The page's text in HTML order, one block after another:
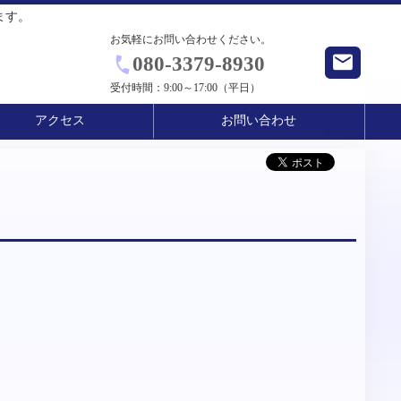
。
お気軽にお問い合わせください。
080-3379-8930
受付時間： 9:00～17:00（平日）
アクセス お問い合わせ